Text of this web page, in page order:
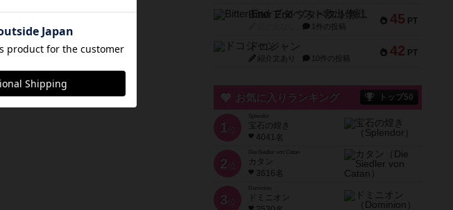
45 PT
Bitter End ブタペスト救出作戦
1件の投稿
42 PT
ドコジャン
紹介文あり 10件の投稿
お気に入りランキング トップ50
1 位
宝石の煌き
4041名
2 位
Die Siedler von Catan
カタン
3616名
3 位
ドミニオン